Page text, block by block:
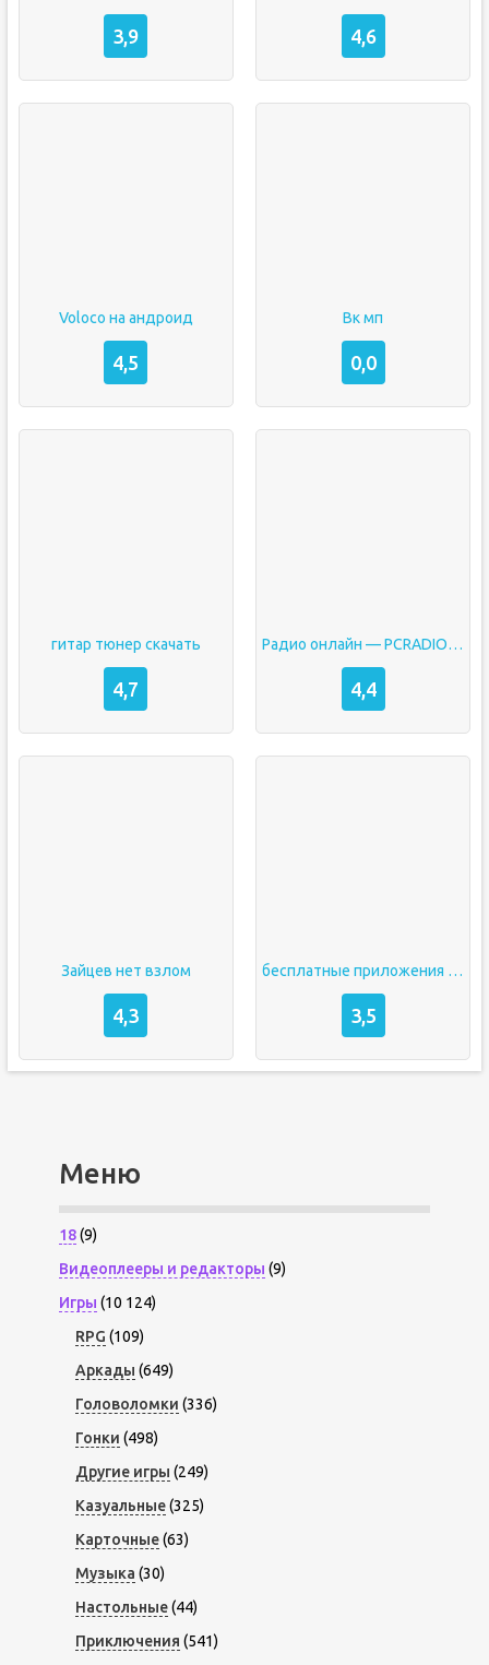
3,9 4,6
Voloco на андроид
4,5
Вк мп
0,0
гитар тюнер скачать
4,7
Радио онлайн — PCRADIO взлом
4,4
Зайцев нет взлом
4,3
бесплатные приложения для музыки
3,5
Меню
18(9)
Видеоплееры и редакторы (9)
Игры (10 124)
RPG (109)
Аркады (649)
Головоломки (336)
Гонки (498)
Другие игры (249)
Казуальные(325)
Карточные(63)
Музыка (30)
Настольные(44)
Приключения (541)